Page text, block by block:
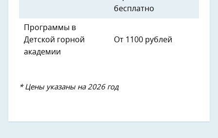
бесплатно
Программы в
Детской горной
академии
От 1100 рублей
* Цены указаны на 2026 год